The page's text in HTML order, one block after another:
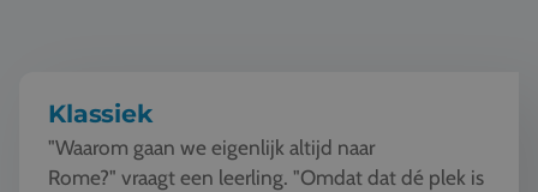
Klassiek
"Waarom gaan we eigenlijk altijd naar
Rome?" vraagt een leerling. "Omdat dat dé plek is